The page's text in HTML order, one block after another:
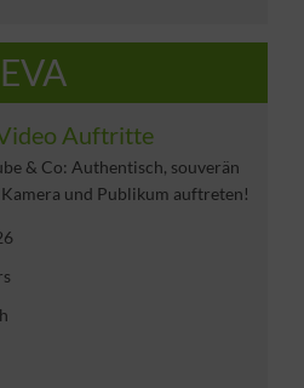
EVA
Auftritte
& Co: Authentisch, souverän
und Publikum auftreten!